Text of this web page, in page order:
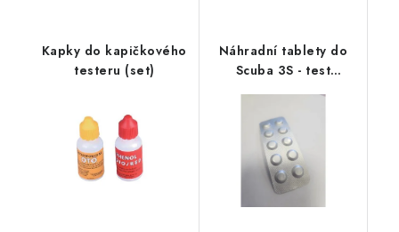
Kapky do kapičkového
testeru (set)
Náhradní tablety do
Scuba 3S - test
koncentrace kyseliny
tabletek)